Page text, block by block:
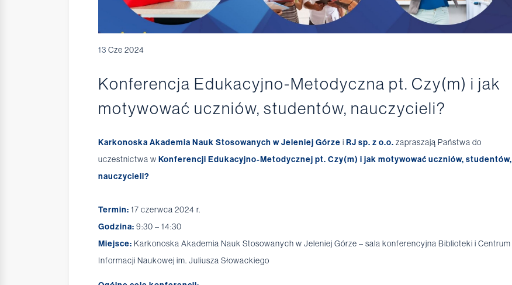
13 Cze 2024
Konferencja Edukacyjno-Metodyczna pt. Czy(m) i jak
motywować uczniów, studentów, nauczycieli?
Karkonoska Akademia Nauk Stosowanych w Jeleniej Górze i RJ sp. z o.o. zapraszają Państwa do
uczestnictwa w Konferencji Edukacyjno-Metodycznej pt. Czy(m) i jak motywować uczniów, studentów,
nauczycieli?
Termin: 17 czerwca 2024 r.
Godzina: 9:30 – 14:30
Miejsce: Karkonoska Akademia Nauk Stosowanych w Jeleniej Górze – sala konferencyjna Biblioteki i Centrum
Informacji Naukowej im. Juliusza Słowackiego